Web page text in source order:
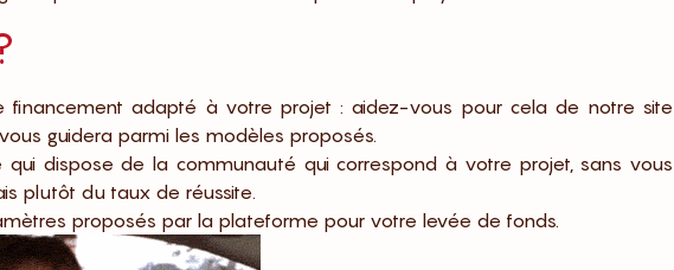
financement adapté à votre projet : aidez-vous pour cela de notre site
guidera parmi les modèles proposés.
qui dispose de la communauté qui correspond à votre projet, sans vous
plutôt du taux de réussite.
proposés par la plateforme pour votre levée de fonds.